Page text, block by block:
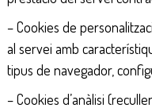
– Cookies de
al servei amb
tipus de navegador,
– Cookies d’anàlisi